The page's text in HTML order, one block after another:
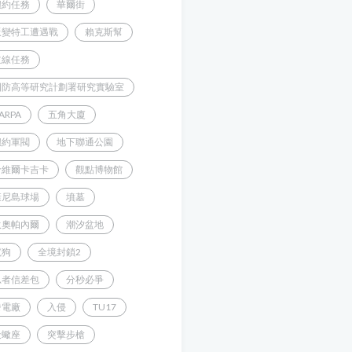
任務 華爾街
特工遭遇戰 賴克斯幫
任務
高等研究計劃署研究實驗室
五角大廈
軍閥 地下聯通公園
爾卡吉卡 觀點博物館
島球場 墳墓
帕內爾 潮汐盆地
全境封鎖2
信差包 分秒必爭
廠 入侵 TU17
座 突擊步槍